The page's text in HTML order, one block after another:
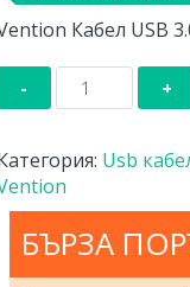
Кабел USB
количество
за
Кабел
USB
3.0
Extension
AM
Usb
БЪРЗА